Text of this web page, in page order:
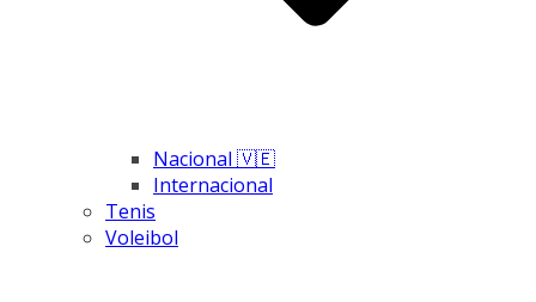
Nacional 🇻🇪
Internacional
Tenis
Voleibol